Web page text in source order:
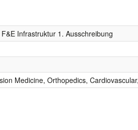
Infrastruktur 1. Ausschreibung
Medicine, Orthopedics,